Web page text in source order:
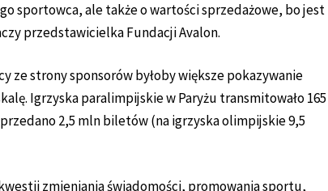
sportowca, ale także o wartości sprzedażowe, bo jest
przedstawicielka Fundacji Avalon.
ze strony sponsorów byłoby większe pokazywanie
Igrzyska paralimpijskie w Paryżu transmitowało 165
2,5 mln biletów (na igrzyska olimpijskie 9,5
zmieniania świadomości, promowania sportu,